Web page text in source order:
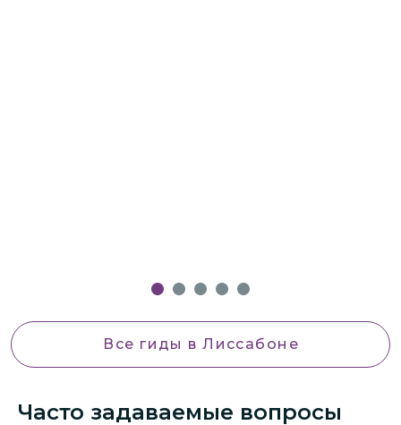
Все гиды в Лиссабоне
Часто задаваемые вопросы